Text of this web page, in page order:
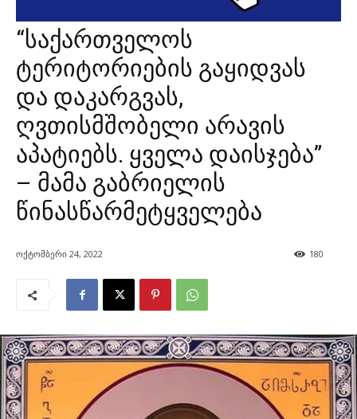
“საქართველოს
ტერიტორიების გაყიდვას
და დაკარგვას,
ღვთისმშობელი არავის
აპატიებს. ყველა დაისჯება”
– მამა გაბრიელის
წინასწარმეტყველება
ოქტომბერი 24, 2022 180